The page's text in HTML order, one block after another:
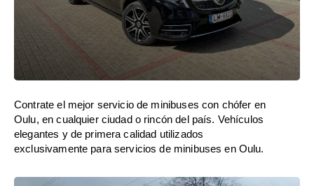
Contrate el mejor servicio de minibuses con chófer en
Oulu, en cualquier ciudad o rincón del país. Vehículos
elegantes y de primera calidad utilizados
exclusivamente para servicios de minibuses en Oulu.